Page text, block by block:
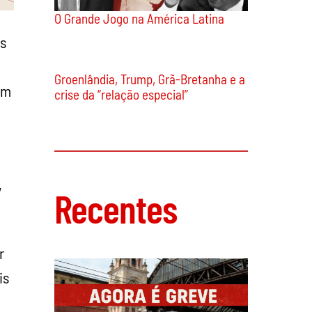
O Grande Jogo na América Latina
crise da “relação especial”